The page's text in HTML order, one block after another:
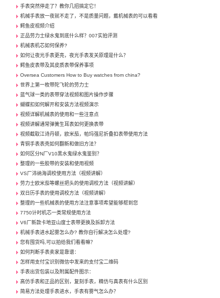
手表突然停走了？教你几招搞定它！
机械手表放一夜就不走了，不是质量问题，戴机械表的可以看看
鳄鱼皮视频介绍
正品劳力士绿水鬼到底什么样？007实拍评测
机械表机芯如何保养?
如何让夜光手表更亮，夜光手表发关原理是什么？
鳄鱼皮表带及其皮质表带保养事项
Oversea Customers How to Buy watches from china?
世界上第一枚带陀飞轮的劳力士
蓝气球一类的表带穿法视频和图片操作步骤
蝴蝶扣如何解开和安装方法视频演示
视频详解机械表的使用和一些注意点
视频讲解通常弹簧生耳表如何更换表带
视频截取江诗丹顿，欧米茄，帕玛强尼折叠扣表带使用方法
青铜手表表壳如何翻新和做旧方法？
如何区分N厂V10黑水鬼绿水鬼鉴别？
整理的一些胶带的安装和使用视频
VS厂沛纳海调校使用方法（视频讲解）
劳力士欧米茄等螺丝把头的使用调校方法（视频讲解）
双日历手表的使用调校方法（视频讲解）
整理的一些机械表的使用方法注意事项希望能够帮到您
7750计时机芯一类常规使用方法
V6厂新款卡地亚山度士表带更换及拆卸方法
机械手表进水起雾怎么办? 教你自行解决怎么处理?
您有囤货吗,可以拍给我们看看嘛？
如何判断手表卖家是靠谱：
怎样用支付宝识别微信中发来的支付宝二维码
手表出货包装以及附属配件图示：
高仿手表和正品的区别，复刻手表，精仿与真表有什么区别
简易方法处理手表进水，手表有雾气怎么办？